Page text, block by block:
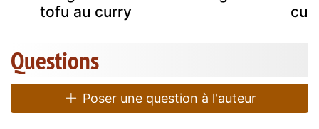
tofu au curry
Questions
Poser une question à l'auteur